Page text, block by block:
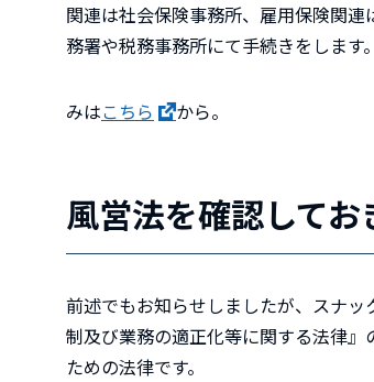
関連は社会保険事務所、雇用保険関
務署や税務事務所にて手続きをします。
みはこちら から。
風営法を確認してお
前述でもお知らせしましたが、スナッ
制及び業務の適正化等に関する法律』
ための法律です。